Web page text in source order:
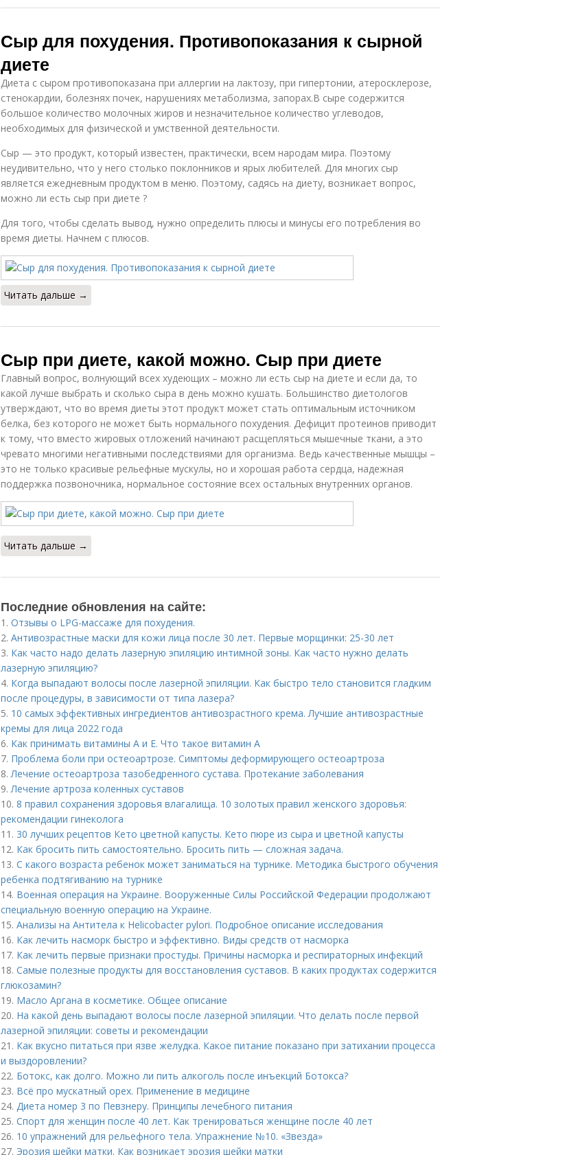
Сыр для похудения. Противопоказания к сырной
диете
Диета с сыром противопоказана при аллергии на лактозу, при гипертонии, атеросклерозе,
стенокардии, болезнях почек, нарушениях метаболизма, запорах.В сыре содержится
большое количество молочных жиров и незначительное количество углеводов,
необходимых для физической и умственной деятельности.
Сыр — это продукт, который известен, практически, всем народам мира. Поэтому
неудивительно, что у него столько поклонников и ярых любителей. Для многих сыр
является ежедневным продуктом в меню. Поэтому, садясь на диету, возникает вопрос,
можно ли есть сыр при диете ?
Для того, чтобы сделать вывод, нужно определить плюсы и минусы его потребления во
время диеты. Начнем с плюсов.
Читать дальше →
Сыр при диете, какой можно. Сыр при диете
Главный вопрос, волнующий всех худеющих – можно ли есть сыр на диете и если да, то
какой лучше выбрать и сколько сыра в день можно кушать. Большинство диетологов
утверждают, что во время диеты этот продукт может стать оптимальным источником
белка, без которого не может быть нормального похудения. Дефицит протеинов приводит
к тому, что вместо жировых отложений начинают расщепляться мышечные ткани, а это
чревато многими негативными последствиями для организма. Ведь качественные мышцы –
это не только красивые рельефные мускулы, но и хорошая работа сердца, надежная
поддержка позвоночника, нормальное состояние всех остальных внутренних органов.
Читать дальше →
Последние обновления на сайте:
1. Отзывы о LPG-массаже для похудения.
2. Антивозрастные маски для кожи лица после 30 лет. Первые морщинки: 25-30 лет
3. Как часто надо делать лазерную эпиляцию интимной зоны. Как часто нужно делать
лазерную эпиляцию?
4. Когда выпадают волосы после лазерной эпиляции. Как быстро тело становится гладким
после процедуры, в зависимости от типа лазера?
5. 10 самых эффективных ингредиентов антивозрастного крема. Лучшие антивозрастные
кремы для лица 2022 года
6. Как принимать витамины А и Е. Что такое витамин А
7. Проблема боли при остеоартрозе. Симптомы деформирующего остеоартроза
8.Лечение остеоартроза тазобедренного сустава. Протекание заболевания
9.Лечение артроза коленных суставов
10. 8 правил сохранения здоровья влагалища. 10 золотых правил женского здоровья:
рекомендации гинеколога
11. 30 лучших рецептов Кето цветной капусты. Кето пюре из сыра и цветной капусты
12. Как бросить пить самостоятельно. Бросить пить — сложная задача.
13. С какого возраста ребенок может заниматься на турнике. Методика быстрого обучения
ребенка подтягиванию на турнике
14. Военная операция на Украине. Вооруженные Силы Российской Федерации продолжают
специальную военную операцию на Украине.
15. Анализы на Антитела к Helicobacter pylori. Подробное описание исследования
16. Как лечить насморк быстро и эффективно. Виды средств от насморка
17. Как лечить первые признаки простуды. Причины насморка и респираторных инфекций
18. Самые полезные продукты для восстановления суставов. В каких продуктах содержится
глюкозамин?
19. Масло Аргана в косметике. Общее описание
20. На какой день выпадают волосы после лазерной эпиляции. Что делать после первой
лазерной эпиляции: советы и рекомендации
21. Как вкусно питаться при язве желудка. Какое питание показано при затихании процесса
и выздоровлении?
22. Ботокс, как долго. Можно ли пить алкоголь после инъекций Ботокса?
23. Всё про мускатный орех. Применение в медицине
24. Диета номер 3 по Певзнеру. Принципы лечебного питания
25. Спорт для женщин после 40 лет. Как тренироваться женщине после 40 лет
26. 10 упражнений для рельефного тела. Упражнение №10. «Звезда»
27. Эрозия шейки матки. Как возникает эрозия шейки матки